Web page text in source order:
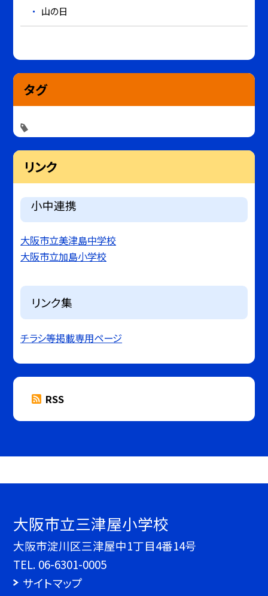
山の日
タグ
リンク
小中連携
大阪市立美津島中学校
大阪市立加島小学校
リンク集
チラシ等掲載専用ページ
RSS
大阪市立三津屋小学校
大阪市淀川区三津屋中1丁目4番14号
TEL. 06-6301-0005
サイトマップ